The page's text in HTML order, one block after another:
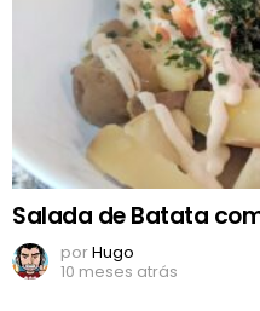
Salada de Batata
porHugo
10 meses atrás